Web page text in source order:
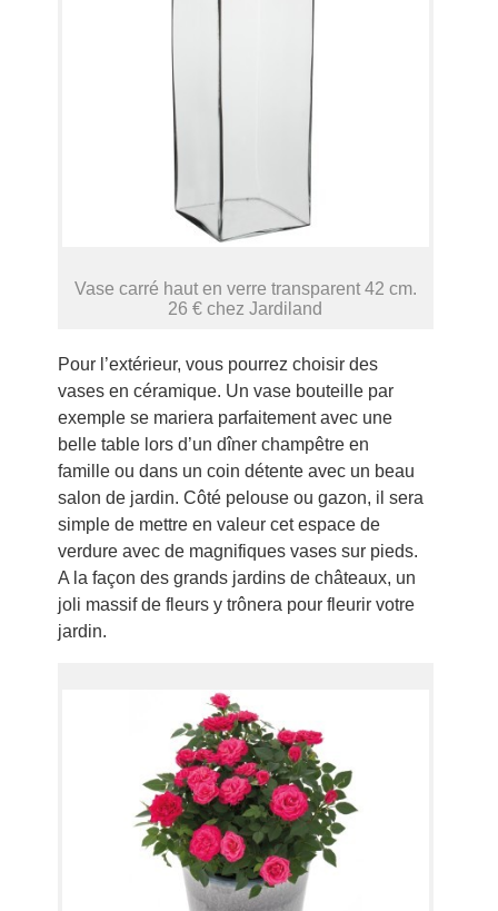
Vase carré haut en verre transparent 42 cm.
26 € chez Jardiland
Pour l’extérieur, vous pourrez choisir des
vases en céramique. Un vase bouteille par
exemple se mariera parfaitement avec une
belle table lors d’un dîner champêtre en
famille ou dans un coin détente avec un beau
salon de jardin. Côté pelouse ou gazon, il sera
simple de mettre en valeur cet espace de
verdure avec de magnifiques vases sur pieds.
A la façon des grands jardins de châteaux, un
joli massif de fleurs y trônera pour fleurir votre
jardin.